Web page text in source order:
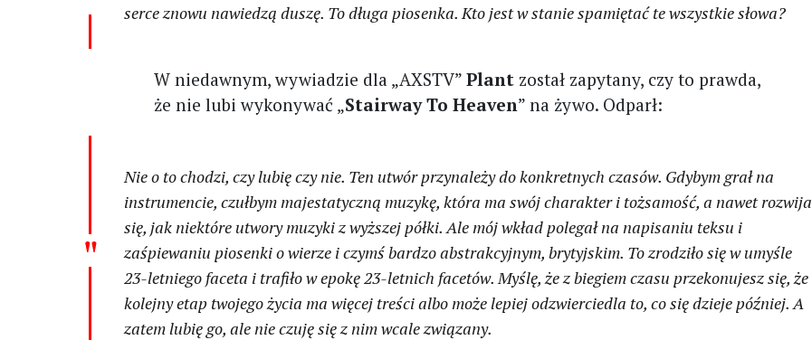
serce znowu nawiedzą duszę. To długa piosenka. Kto jest w stanie spamiętać te wszystkie słowa?
W niedawnym, wywiadzie dla „AXSTV”Plant został zapytany, czy to prawda,
że nie lubi wykonywać „Stairway To Heaven” na żywo. Odparł:
Nie o to chodzi, czy lubię czy nie. Ten utwór przynależy do konkretnych czasów. Gdybym grał na
instrumencie, czułbym majestatyczną muzykę, która ma swój charakter i tożsamość, a nawet rozwija
się, jak niektóre utwory muzyki z wyższej półki. Ale mój wkład polegał na napisaniu teksu i
zaśpiewaniu piosenki o wierze i czymś bardzo abstrakcyjnym, brytyjskim. To zrodziło się w umyśle
23-letniego faceta i trafiło w epokę 23-letnich facetów. Myślę, że z biegiem czasu przekonujesz się, że
kolejny etap twojego życia ma więcej treści albo może lepiej odzwierciedla to, co się dzieje później. A
zatem lubię go, ale nie czuję się z nim wcale związany.